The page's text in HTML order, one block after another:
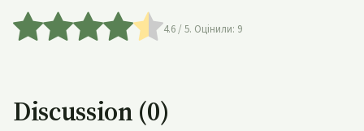
4.6/ 5. Оцінили: 9
Discussion (0)